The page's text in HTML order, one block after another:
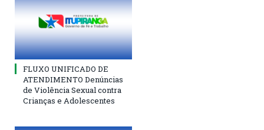
FLUXO UNIFICADO DE
ATENDIMENTO Denúncias
de Violência Sexual contra
Crianças e Adolescentes